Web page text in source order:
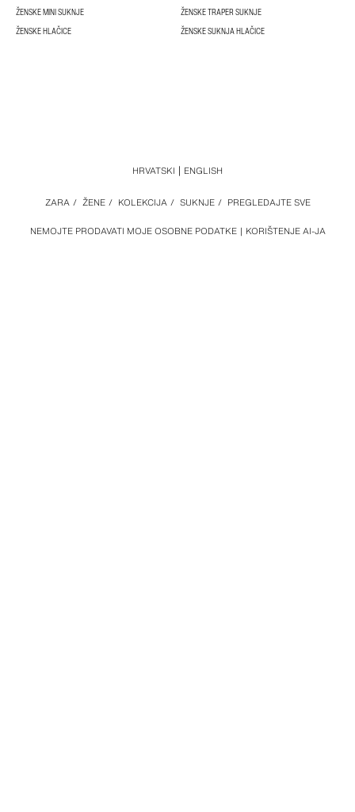
ŽENSKE MINI SUKNJE
ŽENSKE TRAPER SUKNJE
ŽENSKE HLAČICE
ŽENSKE SUKNJA HLAČICE
NEMOJTE PRODAVATI MOJE OSOBNE PODATKE KORIŠTENJE AI-JA
ZARA / ŽENE / KOLEKCIJA / SUKNJE / PREGLEDAJTE SVE
HRVATSKI ENGLISH